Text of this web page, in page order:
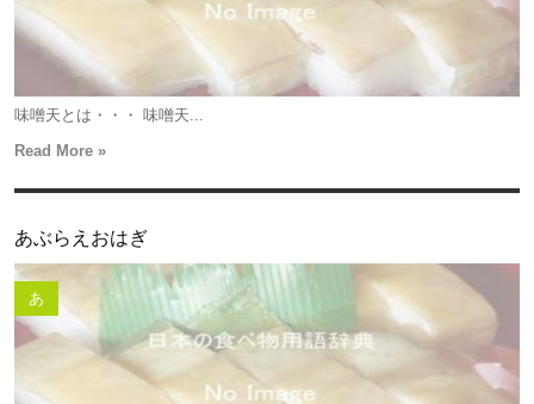
味噌天とは・・・ 味噌天...
Read More »
あぶらえおはぎ
あ